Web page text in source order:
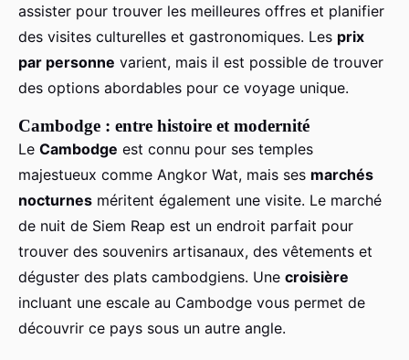
assister pour trouver les meilleures offres et planifier
des visites culturelles et gastronomiques. Les prix
par personne varient, mais il est possible de trouver
des options abordables pour ce voyage unique.
Cambodge : entre histoire et modernité
Le Cambodge est connu pour ses temples
majestueux comme Angkor Wat, mais ses marchés
nocturnes méritent également une visite. Le marché
de nuit de Siem Reap est un endroit parfait pour
trouver des souvenirs artisanaux, des vêtements et
déguster des plats cambodgiens. Une croisière
incluant une escale au Cambodge vous permet de
découvrir ce pays sous un autre angle.